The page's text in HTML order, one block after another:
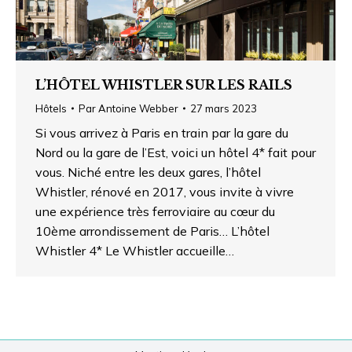
L’HÔTEL WHISTLER SUR LES RAILS
Hôtels ParAntoine Webber 27 mars 2023
Si vous arrivez à Paris en train par la gare du
Nord ou la gare de l’Est, voici un hôtel 4* fait pour
vous. Niché entre les deux gares, l’hôtel
Whistler, rénové en 2017, vous invite à vivre
une expérience très ferroviaire au cœur du
10ème arrondissement de Paris… L’hôtel
Whistler 4* Le Whistler accueille…